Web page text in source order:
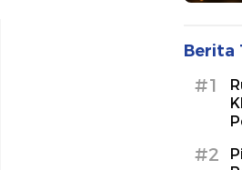
Berita
#1
#2